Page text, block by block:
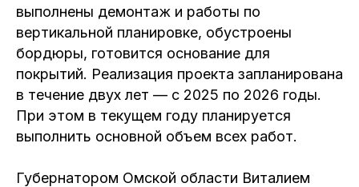
выполнены демонтаж и работы по
вертикальной планировке, обустроены
бордюры, готовится основание для
покрытий. Реализация проекта запланирована
в течение двух лет — с 2025 по 2026 годы.
При этом в текущем году планируется
выполнить основной объем всех работ.
Губернатором Омской области Виталием